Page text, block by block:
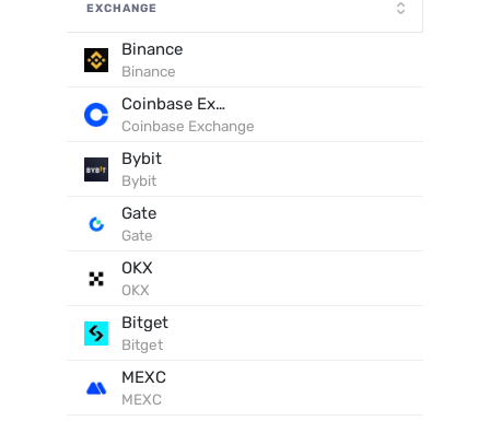
EXCHANGE
Binance
Binance
Coinbase Exchange
Coinbase Exchange
Bybit
Bybit
Gate
Gate
OKX
OKX
Bitget
Bitget
MEXC
MEXC